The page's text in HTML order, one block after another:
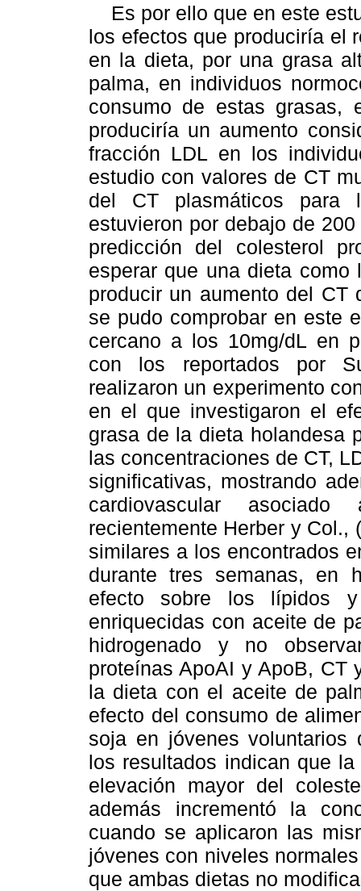
Es por ello que en este
los efectos que produciría el
en la dieta, por una grasa
palma, en individuos
consumo de estas grasas,
produciría un aumento
fracción LDL en los
estudio con valores de CT
del CT plasmáticos para
estuvieron por debajo de
predicción del colesterol
esperar que una dieta
producir un aumento del
se pudo comprobar en este
cercano a los 10mg/dL en
con los reportados por
realizaron un experimento
en el que investigaron el
grasa de la dieta holandesa
las concentraciones de CT,
significativas, mostrando
cardiovascular
recientemente Herber y Col.,
similares a los encontrados
durante tres semanas, en
efecto sobre los lípidos
enriquecidas con aceite de
hidrogenado y no
proteínas ApoAI y ApoB, CT
la dieta con el aceite de
efecto del consumo de
soja en jóvenes voluntarios
los resultados indican que
elevación mayor del
además incrementó la
cuando se aplicaron las
jóvenes con niveles
que ambas dietas no